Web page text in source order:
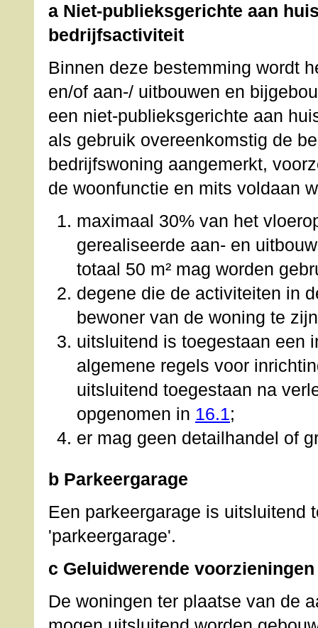
a Niet-publieksgerichte aan
bedrijfsactiviteit
Binnen deze bestemming wordt
en/of aan-/ uitbouwen en
een niet-publieksgerichte aan
als gebruik overeenkomstig de
bedrijfswoning aangemerkt,
de woonfunctie en mits voldaan
maximaal 30% van het
gerealiseerde aan- en
totaal 50 m² mag worden
degene die de activiteiten in
bewoner van de woning te
uitsluitend is toegestaan een
algemene regels voor
uitsluitend toegestaan na
opgenomen in 16.1;
er mag geen detailhandel of
b Parkeergarage
Een parkeergarage is uitsluitend
'parkeergarage'.
c Geluidwerende voorzieningen
De woningen ter plaatse van de